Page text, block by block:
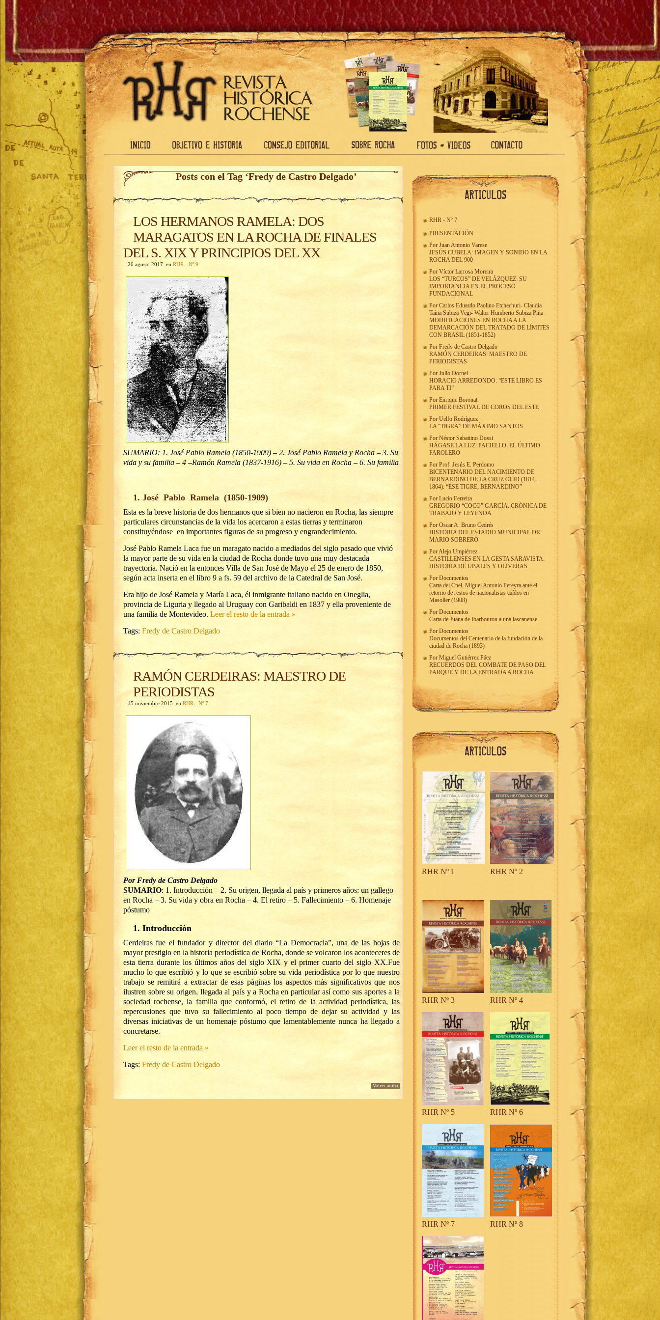
Posts con el Tag ‘Fredy de Castro Delgado’
LOS HERMANOS RAMELA: DOS
MARAGATOS EN LA ROCHA DE FINALES
DEL S. XIX Y PRINCIPIOS DEL XX
26 agosto 2017 en RHR - Nº 9
SUMARIO: 1. José Pablo Ramela (1850-1909) – 2. José Pablo Ramela y Rocha – 3. Su
vida y su familia – 4 –Ramón Ramela (1837-1916) – 5. Su vida en Rocha – 6. Su familia
1. José Pablo Ramela (1850-1909)
Esta es la breve historia de dos hermanos que si bien no nacieron en Rocha, las siempre
particulares circunstancias de la vida los acercaron a estas tierras y terminaron
constituyéndose en importantes figuras de su progreso y engrandecimiento.
José Pablo Ramela Laca fue un maragato nacido a mediados del siglo pasado que vivió
la mayor parte de su vida en la ciudad de Rocha donde tuvo una muy destacada
trayectoria. Nació en la entonces Villa de San José de Mayo el 25 de enero de 1850,
según acta inserta en el libro 9 a fs. 59 del archivo de la Catedral de San José.
Era hijo de José Ramela y María Laca, él inmigrante italiano nacido en Oneglia,
provincia de Liguria y llegado al Uruguay con Garibaldi en 1837 y ella proveniente de
una familia de Montevideo. Leer el resto de la entrada »
Tags: Fredy de Castro Delgado
RAMÓN CERDEIRAS: MAESTRO DE
PERIODISTAS
15 noviembre 2015 en RHR - Nº 7
Por Fredy de Castro Delgado
SUMARIO: 1. Introducción – 2. Su origen, llegada al país y primeros años: un gallego
en Rocha – 3. Su vida y obra en Rocha – 4. El retiro – 5. Fallecimiento – 6. Homenaje
póstumo
1. Introducción
Cerdeiras fue el fundador y director del diario “La Democracia”, una de las hojas de
mayor prestigio en la historia periodística de Rocha, donde se volcaron los aconteceres de
esta tierra durante los últimos años del siglo XIX y el primer cuarto del siglo XX.Fue
mucho lo que escribió y lo que se escribió sobre su vida periodística por lo que nuestro
trabajo se remitirá a extractar de esas páginas los aspectos más significativos que nos
ilustren sobre su origen, llegada al país y a Rocha en particular así como sus aportes a la
sociedad rochense, la familia que conformó, el retiro de la actividad periodística, las
repercusiones que tuvo su fallecimiento al poco tiempo de dejar su actividad y las
diversas iniciativas de un homenaje póstumo que lamentablemente nunca ha llegado a
concretarse.
Leer el resto de la entrada »
Tags: Fredy de Castro Delgado
Volver arriba
RHR - Nº 7
PRESENTACIÓN
Por Juan Antonio Varese
JESÚS CUBELA: IMAGEN Y SONIDO EN LA
ROCHA DEL 900
Por Víctor Larrosa Moreira
LOS “TURCOS” DE VELÁZQUEZ: SU
IMPORTANCIA EN EL PROCESO
FUNDACIONAL
Por Carlos Eduardo Paolino Etchechuri- Claudia
Taína Subiza Vegi- Walter Humberto Subiza Piña
MODIFICACIONES EN ROCHA A LA
DEMARCACIÓN DEL TRATADO DE LÍMITES
CON BRASIL (1851-1852)
Por Fredy de Castro Delgado
RAMÓN CERDEIRAS: MAESTRO DE
PERIODISTAS
Por Julio Dornel
HORACIO ARREDONDO: “ESTE LIBRO ES
PARA TI”
Por Enrique Boronat
PRIMER FESTIVAL DE COROS DEL ESTE
Por Uelfo Rodríguez
LA “TIGRA” DE MÁXIMO SANTOS
Por Néstor Sabattino Dossi
HÁGASE LA LUZ: PACIELLO, EL ÚLTIMO
FAROLERO
Por Prof. Jesús E. Perdomo
BICENTENARIO DEL NACIMIENTO DE
BERNARDINO DE LA CRUZ OLID (1814 –
1864): “ESE TIGRE, BERNARDINO”
Por Lucio Ferreira
GREGORIO “COCO” GARCÍA: CRÓNICA DE
TRABAJO Y LEYENDA
Por Oscar A. Bruno Cedrés
HISTORIA DEL ESTADIO MUNICIPAL DR.
MARIO SOBRERO
PorAlejo Umpiérrez
CASTILLENSES EN LA GESTA SARAVISTA:
HISTORIA DE UBALES Y OLIVERAS
Por Documentos
Carta del Cnel. Miguel Antonio Pereyra ante el
retorno de restos de nacionalistas caídos en
Masoller (1908)
Por Documentos
Carta de Juana de Ibarbourou a una lascanense
Por Documentos
Documentos del Centenario de la fundación de la
ciudad de Rocha (1893)
Por Miguel Gutiérrez Páez
RECUERDOS DEL COMBATE DE PASO DEL
PARQUE Y DE LA ENTRADA A ROCHA
RHR Nº 1 RHR Nº 2
RHR Nº 3 RHR Nº 4
RHR Nº 5 RHR Nº 6
RHR Nº 7 RHR Nº 8